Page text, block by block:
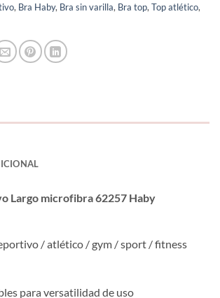
, Bra Haby, Bra sin varilla, Bra top, Top atlético,
Largo microfibra 62257 Haby
/ atlético / gym / sport / fitness
para versatilidad de uso